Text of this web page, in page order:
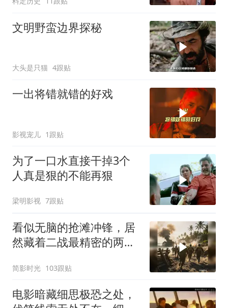
文明野蛮边界探秘
大头是只猫 4跟贴
一出将错就错的好戏
影视宠儿 1跟贴
为了一口水直接干掉3个
人真是狠的不能再狠
梁明影视 7跟贴
看似无脑的抢滩冲锋，居
然藏着二战最精密的两栖
简影时光 103跟贴
电影暗藏细思极恐之处，